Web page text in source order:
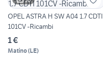
OPEL ASTRA H SW A04 1.7 CDTI
101CV -Ricambi
1 €
Matino(LE)